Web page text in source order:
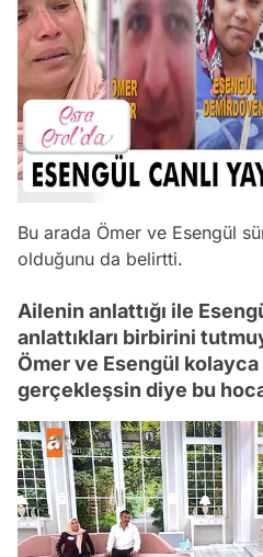
Bu arada Ömer ve Esengül
olduğunu da belirtti.
Ailenin anlattığı ile
anlattıkları birbirini
Ömer ve Esengül
gerçekleşsin diye bu